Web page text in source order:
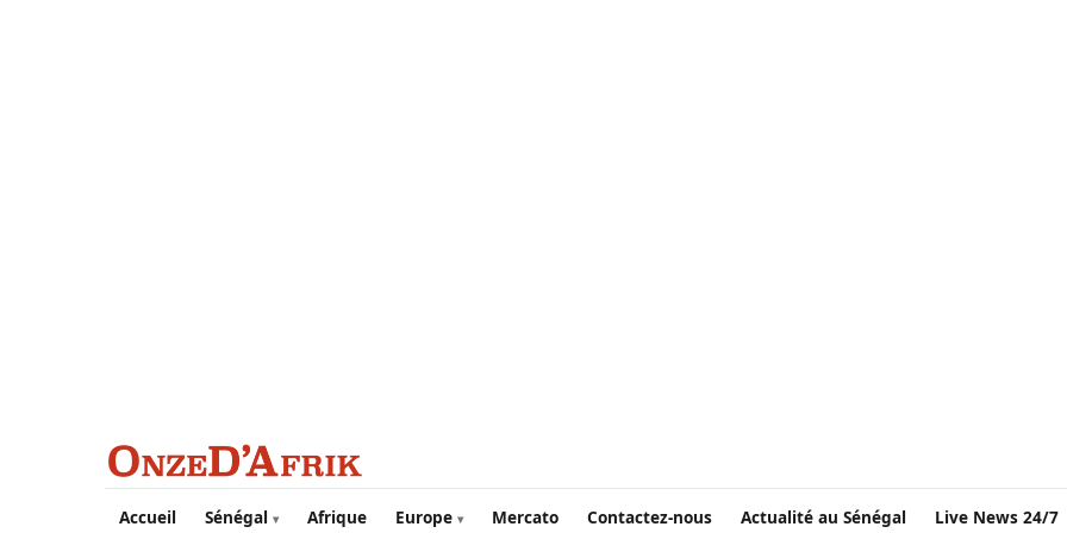
Aller au contenu principal
Accueil Sénégal Afrique Europe Mercato Contactez-nous Actualité au Sénégal Live News 24/7